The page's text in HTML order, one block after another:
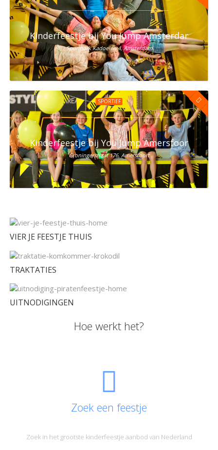
Kinderfeestje bij You Jump Amsterdam
Sportpark Kadoelen 4, Amsterdam
SPORTIEF
Kinderfeestje bij You Jump Amersfoort
Groningerstraat 176, Amersfoort
VIER JE FEESTJE THUIS
TRAKTATIES
UITNODIGINGEN
Hoe werkt het?
Zoek een feestje
Zoek in het grootste kinderfeestje aanbod van Nederland